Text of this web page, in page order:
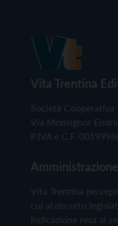
Vita Trentina
Società Cooperativa
Via Monsignor
P.IVA e C.F.
Vita Trentina
cui al decreto
Indicazione resa ai